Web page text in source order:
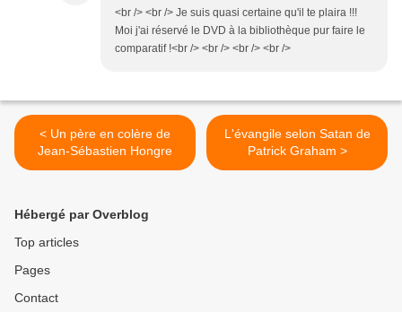
<br /> <br /> Je suis quasi certaine qu'il te plaira !!!
Moi j'ai réservé le DVD à la bibliothèque pur faire le
comparatif !<br /> <br /> <br /> <br />
< Un père en colère de
Jean-Sébastien Hongre
L'évangile selon Satan de
Patrick Graham >
Hébergé par Overblog
Top articles
Pages
Contact